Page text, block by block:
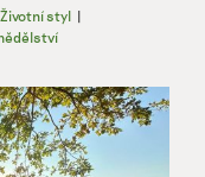
Životní styl |